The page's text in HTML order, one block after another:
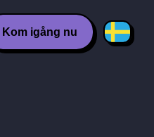
Kom igång nu